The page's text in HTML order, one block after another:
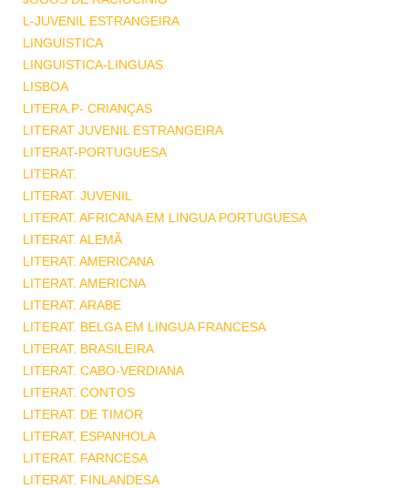
L-JUVENIL ESTRANGEIRA
LINGUISTICA
LINGUISTICA-LINGUAS
LISBOA
LITERA.P- CRIANÇAS
LITERAT JUVENIL ESTRANGEIRA
LITERAT-PORTUGUESA
LITERAT.
LITERAT. JUVENIL
LITERAT. AFRICANA EM LINGUA PORTUGUESA
LITERAT. ALEMÃ
LITERAT. AMERICANA
LITERAT. AMERICNA
LITERAT. ARABE
LITERAT. BELGA EM LINGUA FRANCESA
LITERAT. BRASILEIRA
LITERAT. CABO-VERDIANA
LITERAT. CONTOS
LITERAT. DE TIMOR
LITERAT. ESPANHOLA
LITERAT. FARNCESA
LITERAT. FINLANDESA